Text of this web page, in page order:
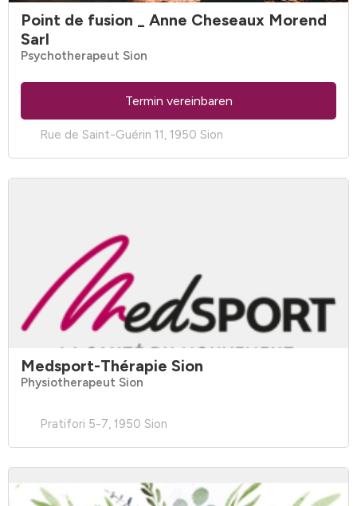
Point de fusion _ Anne Cheseaux Morend
Sarl
Psychotherapeut Sion
Rue de Saint-Guérin 11, 1950 Sion
Termin vereinbaren
Medsport-Thérapie Sion
Physiotherapeut Sion
Pratifori 5-7, 1950 Sion